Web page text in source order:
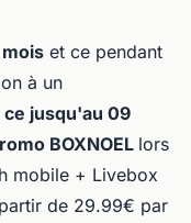
et ce pendant
à un
jusqu'au 09
BOXNOEL lors
mobile + Livebox
de 29.99€ par